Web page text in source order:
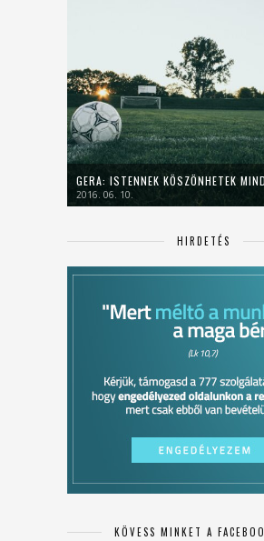
GERA: ISTENNEK KÖSZÖNHETEK
2016. 06. 10.
HIRDETÉS
KÖVESS MINKET A